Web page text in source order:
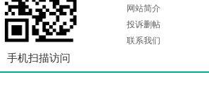
手机扫描访问
网站简介
投诉删帖
联系我们